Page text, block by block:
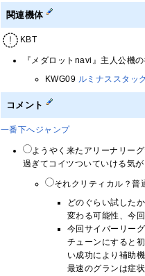
関連機体
KBT
『メダロットnavi』主人公機
KWG09 ルミナススタッ
コメント
一番下へジャンプ
ようやく来たアリーナリー
過ぎてコイツついていける気
それクリティカル？普
どのぐらい試した
変わる可能性、今
今回サイバーリー
チューンにすると
い成功により補助
最速のグランは症